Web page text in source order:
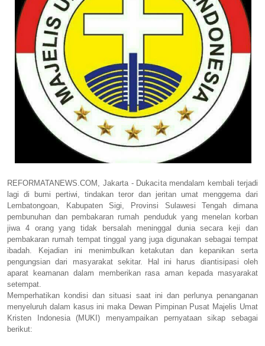
REFORMATANEWS.COM, Jakarta - Dukacita mendalam kembali terjadi
lagi di bumi pertiwi, tindakan teror dan jeritan umat menggema dari
Lembatongoan, Kabupaten Sigi, Provinsi Sulawesi Tengah dimana
pembunuhan dan pembakaran rumah penduduk yang menelan korban
jiwa 4 orang yang tidak bersalah meninggal dunia secara keji dan
pembakaran rumah tempat tinggal yang juga digunakan sebagai tempat
ibadah. Kejadian ini menimbulkan ketakutan dan kepanikan serta
pengungsian dari masyarakat sekitar. Hal ini harus diantisipasi oleh
aparat keamanan dalam memberikan rasa aman kepada masyarakat
setempat.
Memperhatikan kondisi dan situasi saat ini dan perlunya penanganan
menyeluruh dalam kasus ini maka Dewan Pimpinan Pusat Majelis Umat
Kristen Indonesia (MUKI) menyampaikan pernyataan sikap sebagai
berikut: